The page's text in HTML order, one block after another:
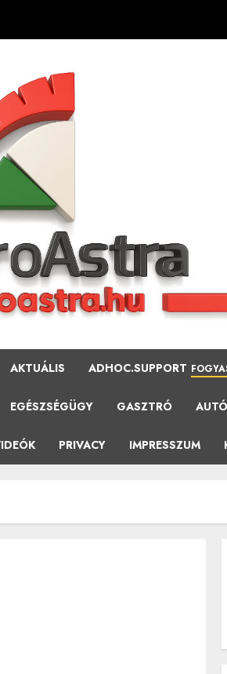
AKTUÁLIS ADHOC.SUPPORT
EGÉSZSÉGÜGY GASZTRÓ AUTÓ
PRIVACY IMPRESSZUM